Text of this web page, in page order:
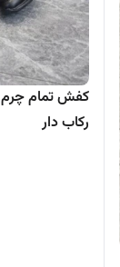
رکاب دار